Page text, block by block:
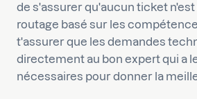
de s'assurer qu'aucun ticket n'est
routage basé sur les
t'assurer que les demandes
directement au bon expert qui a
nécessaires pour donner la